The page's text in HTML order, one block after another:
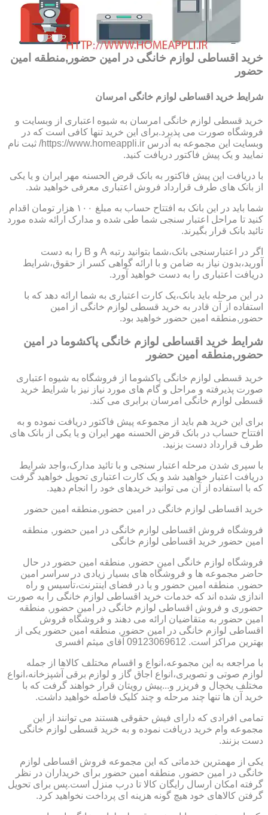
خرید اقساطی لوازم خانگی در امین حضور,منطقه امین
حضور
شرایط خرید اقساطی لوازم خانگی امرسان
خرید قسطی لوازم خانگی امرسان به شیوه اعتباری از وبسایت و
فروشگاه صورت می پذیرد.برای این خرید تنها کافی است که در
وبسایت این مجموعه به آدرس https://www.homeappli.ir/ ثبت نام
نمایید و یک پیش فاکتور دریافت کنید.
با دریافت این پیش فاکتور به بانک قرض الحسنه مهر ایران و یا یکی
از بانک های طرف قرارداد فروش اعتباری معرفی خواهید شد.
شما باید در این بانک به افتتاح حساب به مبلغ ۱۰۰ هزار تومان اقدام
کنید تا مراحل اعتبار سنجی شما طی شده و مدارک ارائه شده مورد
تائید بانک قرار بگیرند.
اگر در اعتبارسنجی بانک،شما بتوانید رتبه A و B را به دست
آورید،بدون نیاز به ضامن و با ارائه گواهی کسر از حقوق،شرایط
دریافت اعتباری را به دست خواهید آورد.
در این مرحله باید بانک،یک کارت اعتباری به شما ارائه دهد که با
استفاده از آن قادر به خرید قسطی لوازم خانگی از امین
حضور,منطقه امین حضور خواهید بود.
شرایط خرید اقساطی لوازم خانگی پاکشوما در امین
حضور,منطقه امین حضور
خرید قسطی لوازم خانگی پاکشوما از فروشگاه به شیوه اعتباری
صورت پذیرفته و مراحل و گام های مورد نیاز نیز با شرایط خرید
قسطی لوازم خانگی امرسان برابری می کند.
برای این خرید هم باید از مجموعه پیش فاکتور دریافت نموده و به
افتتاح حساب در بانک قرض الحسنه مهر ایران و یا یکی از بانک های
طرف قرارداد دست بزنید.
با سپری شدن مرحله اعتبار سنجی و با تائید مدارک،واجد شرایط
دریافت اعتبار خواهید شد و یک کارت اعتباری تحویل خواهید گرفت
که با استفاده از آن می توانید خریدهای خود را انجام دهید.
خرید اقساطی لوازم خانگی در امین حضور,منطقه امین حضور
فروشگاه فروش اقساطی لوازم خانگی در امین حضور, منطقه
امین حضور خرید اقساطی لوازم خانگی
فروشگاه لوازم خانگی امین حضور, منطقه امین حضور در حال
حاضر مجموعه ها و فروشگاه های بسیار زیادی در سراسر امین
حضور, منطقه امین حضور و یا در فضای اینترنت،تأسیس و راه
اندازی شده اند که خدمات خرید اقساطی لوازم خانگی را به صورت
حضوری و فروش اقساطی لوازم خانگی در امین حضور, منطقه
امین حضور به متقاضیان ارائه می دهند و فروشگاه فروش
اقساطی لوازم خانگی در امین حضور, منطقه امین حضور یکی از
بهترین مراکز است. 09123069612 آقای میثم افسری
با مراجعه به این مجموعه،انواع و اقسام مختلف کالاها از جمله
لوازم صوتی و تصویری،انواع اجاق گاز و لوازم برقی آشپزخانه،انواع
مختلف یخچال و فریزر و...پیش رویتان قرار خواهند گرفت که با
خرید آن ها تنها چند مرحله و چند کلیک فاصله خواهید داشت.
تمامی افرادی که دارای فیش حقوقی هستند می توانند از این
مجموعه وام خرید دریافت نموده و به خرید قسطی لوازم خانگی
دست بزنند.
یکی از مهمترین خدماتی که این مجموعه فروش اقساطی لوازم
خانگی در امین حضور, منطقه امین حضور برای خریداران در نظر
گرفته امکان ارسال رایگان کالا تا درب منزل است.پس برای تحویل
گرفتن کالاهای خود هیچ گونه هزینه ای پرداخت نخواهید کرد.